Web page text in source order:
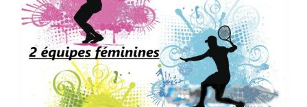
Championnats d’hiver 2023